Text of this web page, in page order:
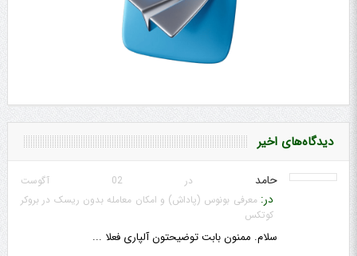
دیدگاه‌های اخیر
حامد در 02 آگوست
در:معرفی بونوس (پاداش) و امکان معامله بدون ریسک در بروکر
کوتکس
سلام. ممنون بابت توضیحتون آلپاری فعلا ...